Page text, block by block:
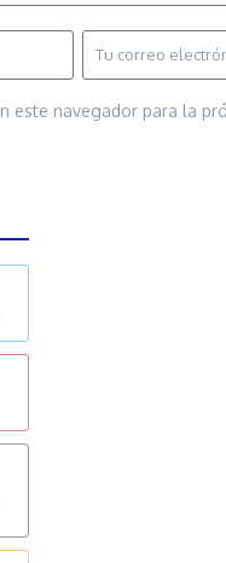
este navegador para la